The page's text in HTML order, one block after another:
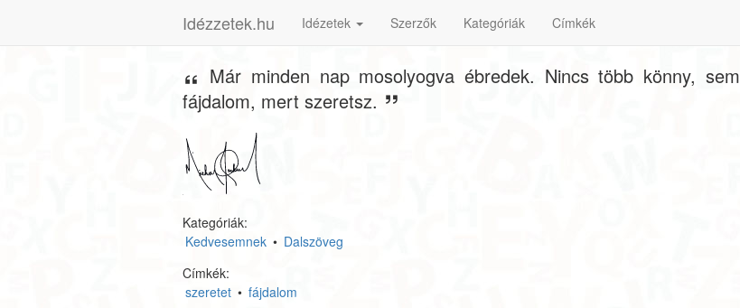
Idézzetek.hu Idézetek Szerzők Kategóriák Címkék
Már minden nap mosolyogva ébredek. Nincs több könny, sem
fájdalom, mert szeretsz.
Kategóriák:
Kedvesemnek • Dalszöveg
Címkék:
szeretet • fájdalom